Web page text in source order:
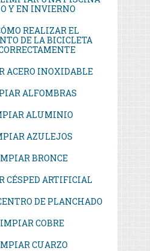
Y EN INVIERNO
REALIZAR EL
DE LA BICICLETA
ACERO INOXIDABLE
ALFOMBRAS
ALUMINIO
AZULEJOS
BRONCE
CÉSPED ARTIFICIAL
DE PLANCHADO
COBRE
CUARZO